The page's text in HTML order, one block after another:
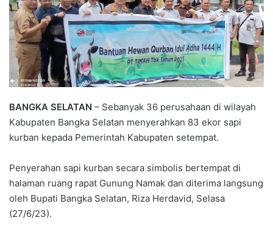
BANGKA SELATAN – Sebanyak 36 perusahaan di wilayah
Kabupaten Bangka Selatan menyerahkan 83 ekor sapi
kurban kepada Pemerintah Kabupaten setempat.
Penyerahan sapi kurban secara simbolis bertempat di
halaman ruang rapat Gunung Namak dan diterima langsung
oleh Bupati Bangka Selatan, Riza Herdavid, Selasa
(27/6/23).